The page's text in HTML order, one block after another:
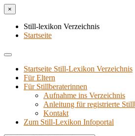
×
Still-lexikon Verzeichnis
Startseite
Startseite Still-Lexikon Verzeichnis
Für Eltern
Für Stillberaterinnen
Aufnahme ins Verzeichnis
Anlei­tung für regis­trier­te
Kon­takt
Zum Still-Lexikon Infoportal